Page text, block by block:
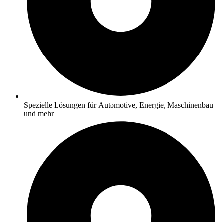
Spezielle Lösungen für Automotive, Energie, Maschinenbau
und mehr